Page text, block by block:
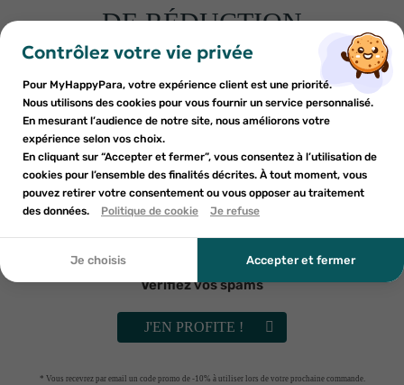
PRORHINEL
ProRhinel spray nourrissons &
jeunes enfants 100ml
6€19
RUPTURE DE STOCK
LIVRAISON GRATUITE DÈS 59 EUROS D'ACHAT
Ajouter à ma liste d'envies ×
add_circle_outline
Créer une nouvelle liste
((modalTitle)) ×
((confirmMessage))
((cancelText))
((modalDeleteText))
×
Nom de la liste d'envies
Annuler
Créer une liste d'envies
×
Vous devez être connecté pour ajouter des produits à votre
liste d'envies.
Annuler
Connexion
Contrôlez votre vie privée
Pour MyHappyPara, votre expérience client est une priorité.
Nous utilisons des cookies pour vous fournir un service personnalisé.
En mesurant l’audience de notre site, nous améliorons votre
expérience selon vos choix.
En cliquant sur “Accepter et fermer”, vous consentez à l’utilisation de
cookies pour l’ensemble des finalités décrites. À tout moment, vous
pouvez retirer votre consentement ou vous opposer au traitement
des données.
Politique de cookie Je refuse
Je choisis Accepter et fermer
DE RÉDUCTION
sur votre première commande
Inscrivez-vous à notre newsletter et profitez
d'une réduction sur votre première commande*
En soumettant ce formulaire, j'accepte que les
informations saisies soient utilisées dans le cadre de
ma demande et de la relation commerciale qui peut en
découler. Vous référer à la politique de confidentialité.
Vérifiez vos spams
J'EN PROFITE !
* Vous recevrez par email un code promo de -10% à utiliser lors de votre prochaine commande.